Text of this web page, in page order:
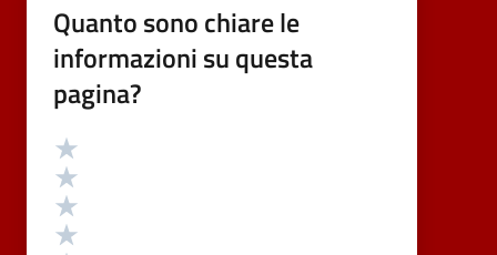
Quanto sono chiare le
informazioni su questa
pagina?
Valutazione